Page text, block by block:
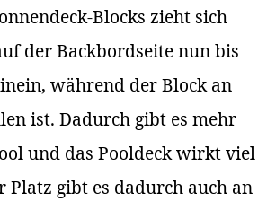
Blocks zieht sich
der Backbordseite nun bis
während der Block an
ist. Dadurch gibt es mehr
und das Pooldeck wirkt viel
Platz gibt es dadurch auch an